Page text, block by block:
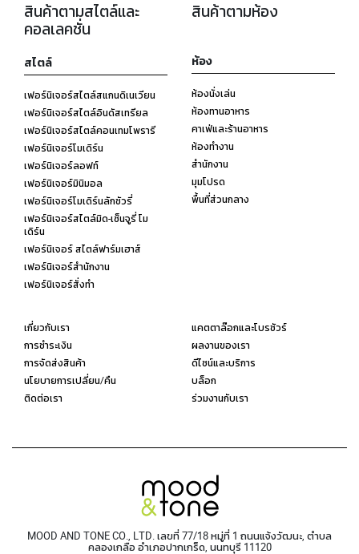
สินค้าตามสไตล์และ
คอลเลคชั่น
สไตล์
เฟอร์นิเจอร์สไตล์สแกนดิเนเวียน
เฟอร์นิเจอร์สไตล์อินดัสเทรียล
เฟอร์นิเจอร์สไตล์คอนเทมโพรารี
เฟอร์นิเจอร์โมเดิร์น
เฟอร์นิเจอร์ลอฟท์
เฟอร์นิเจอร์มินิมอล
เฟอร์นิเจอร์โมเดิร์นลักชัวรี่
เฟอร์นิเจอร์สไตล์มิด-เซ็นจูรี่ โม
เดิร์น
เฟอร์นิเจอร์ สไตล์ฟาร์มเฮาส์
เฟอร์นิเจอร์สำนักงาน
เฟอร์นิเจอร์สั่งทำ
สินค้าตามห้อง
ห้อง
ห้องนั่งเล่น
ห้องทานอาหาร
คาเฟ่และร้านอาหาร
ห้องทำงาน
สำนักงาน
มุมโปรด
พื้นที่ส่วนกลาง
เกี่ยวกับเรา
การชำระเงิน
การจัดส่งสินค้า
นโยบายการเปลี่ยน/คืน
ติดต่อเรา
แคตตาล๊อกและโบรชัวร์
ผลงานของเรา
ดีไซน์และบริการ
บล็อก
ร่วมงานกับเรา
MOOD AND TONE CO., LTD. เลขที่ 77/18 หมู่ที่ 1 ถนนแจ้งวัฒนะ, ตำบล
คลองเกลือ อำเภอปากเกร็ด, นนทบุรี 11120